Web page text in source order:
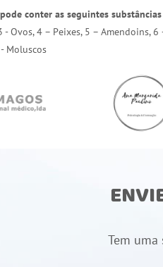
conter as seguintes
- Ovos, 4 – Peixes, 5 –
Moluscos
Tem uma